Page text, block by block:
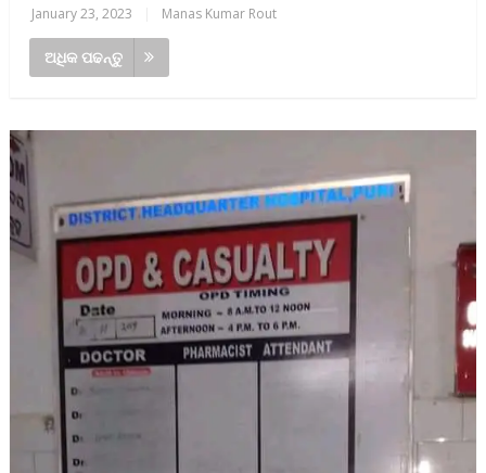
January 23, 2023 Manas Kumar Rout
ଅଧିକ ପଢନ୍ତୁ